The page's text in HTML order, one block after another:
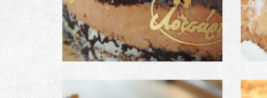
Τούρτα Σοκολάτα – Φράουλα